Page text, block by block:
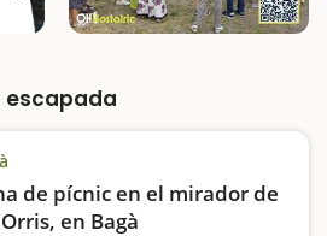
escapada
de pícnic en el mirador de
en Bagà